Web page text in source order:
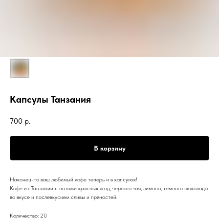
Капсулы Танзания
700 р.
В корзину
Наконец-то ваш любимый кофе теперь и в капсулах!
Кофе из Танзании с нотами красных ягод, чёрного чая, лимона, тёмного шоколада
во вкусе и послевкусием сливы и пряностей.
Количество: 20